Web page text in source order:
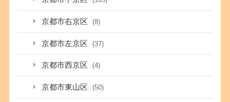
京都市右京区 (8)
京都市左京区 (37)
京都市西京区 (4)
京都市東山区 (50)